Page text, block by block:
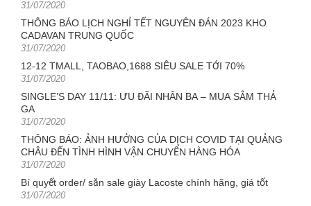
Posted
31/07/2020
THÔNG BÁO LỊCH NGHỈ TẾT NGUYÊN ĐÁN 2023 KHO
CADAVAN TRUNG QUỐC
Posted
31/07/2020
12-12 TMALL, TAOBAO,1688 SIÊU SALE TỚI 70%
Posted
31/07/2020
SINGLE’S DAY 11/11: ƯU ĐÃI NHÂN BA – MUA SẮM THẢ
GA
Posted
31/07/2020
THÔNG BÁO: ẢNH HƯỞNG CỦA DỊCH COVID TẠI QUẢNG
CHÂU ĐẾN TÌNH HÌNH VẬN CHUYỂN HÀNG HÓA
Posted
31/07/2020
Bí quyết order/ săn sale giày Lacoste chính hãng, giá tốt
Posted
31/07/2020